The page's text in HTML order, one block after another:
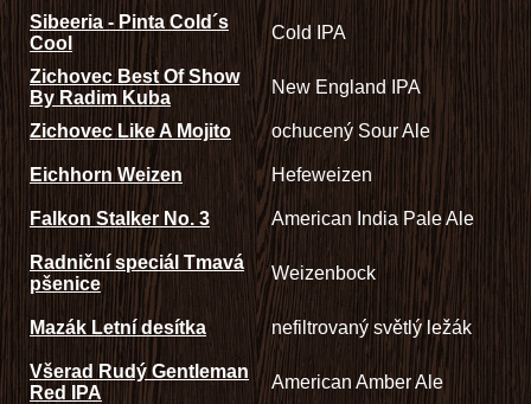
Sibeeria - Pinta Cold´s
Cool
Cold IPA
Zichovec Best Of Show
By Radim Kuba
New England IPA
Zichovec Like A Mojito ochucený Sour Ale
Eichhorn Weizen Hefeweizen
Falkon Stalker No. 3 American India Pale Ale
Radniční speciál Tmavá
pšenice
Weizenbock
Mazák Letní desítka nefiltrovaný světlý ležák
Všerad Rudý Gentleman
Red IPA
American Amber Ale